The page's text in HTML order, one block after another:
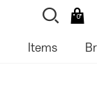
0
Items